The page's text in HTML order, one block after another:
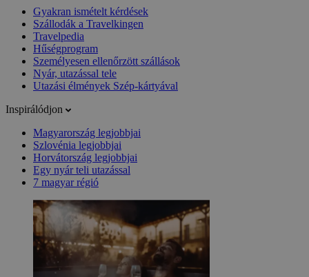
Gyakran ismételt kérdések
Szállodák a Travelkingen
Travelpedia
Hűségprogram
Személyesen ellenőrzött szállások
Nyár, utazással tele
Utazási élmények Szép-kártyával
Inspirálódjon
Magyarország legjobbjai
Szlovénia legjobbjai
Horvátország legjobbjai
Egy nyár teli utazással
7 magyar régió